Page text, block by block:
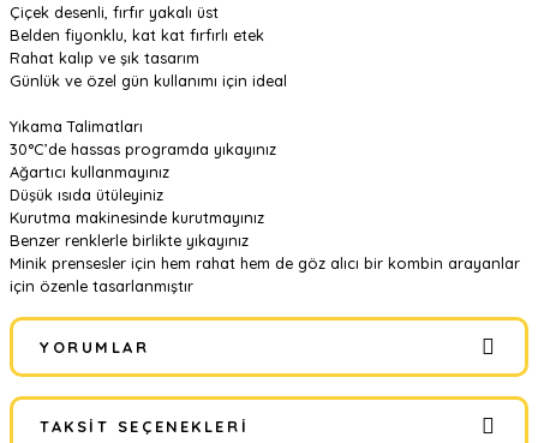
Çiçek desenli, fırfır yakalı üst
Belden fiyonklu, kat kat fırfırlı etek
Rahat kalıp ve şık tasarım
Günlük ve özel gün kullanımı için ideal
Yıkama Talimatları
30°C’de hassas programda yıkayınız
Ağartıcı kullanmayınız
Düşük ısıda ütüleyiniz
Kurutma makinesinde kurutmayınız
Benzer renklerle birlikte yıkayınız
Minik prensesler için hem rahat hem de göz alıcı bir kombin arayanlar
için özenle tasarlanmıştır
YORUMLAR
TAKSIT SEÇENEKLERI